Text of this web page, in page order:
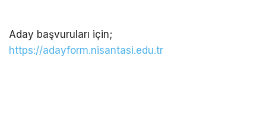
Aday başvuruları için;
https://adayform.nisantasi.edu.tr